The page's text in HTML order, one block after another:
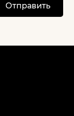
Отправить